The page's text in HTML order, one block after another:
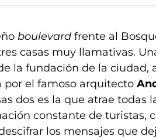
boulevard frente al
casas muy llamativas.
la fundación de la ciudad,
por el famoso arquitecto
dos es la que atrae todas
constante de turistas,
los mensajes que